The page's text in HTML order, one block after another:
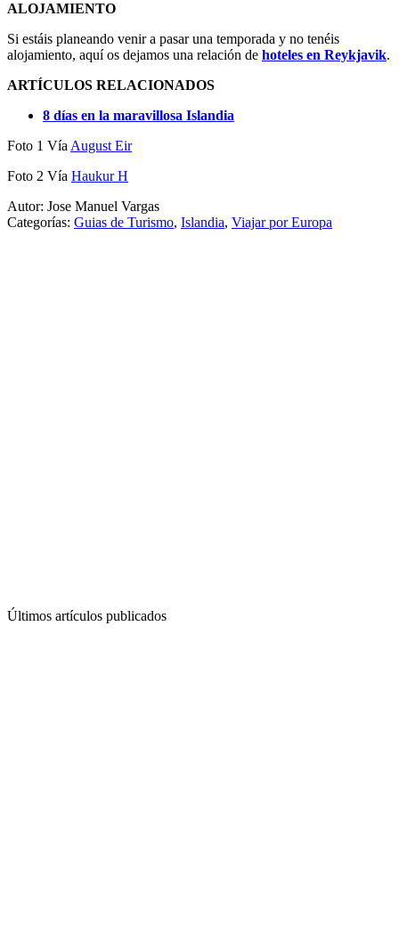
ALOJAMIENTO
Si estáis planeando venir a pasar una temporada y no tenéis
alojamiento, aquí os dejamos una relación de hoteles en Reykjavik.
ARTÍCULOS RELACIONADOS
8 días en la maravillosa Islandia
Foto 1 Vía August Eir
Foto 2 Vía Haukur H
Autor: Jose Manuel Vargas
Categorías: Guias de Turismo, Islandia, Viajar por Europa
Últimos artículos publicados